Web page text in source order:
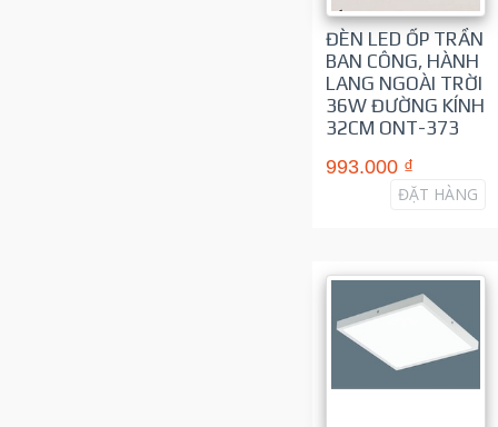
ĐÈN LED ỐP TRẦN
BAN CÔNG, HÀNH
LANG NGOÀI TRỜI
36W ĐƯỜNG KÍNH
32CM ONT-373
993.000 ₫
ĐẶT HÀNG